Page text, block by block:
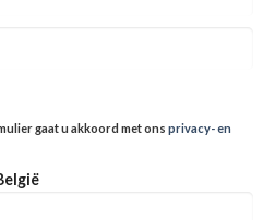
gaat u akkoord met ons privacy- en